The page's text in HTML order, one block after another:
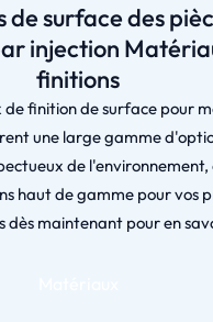
de surface des
injection
finitions
finition de surface pour
une large gamme
de
haut de gamme pour vos
dès maintenant pour en